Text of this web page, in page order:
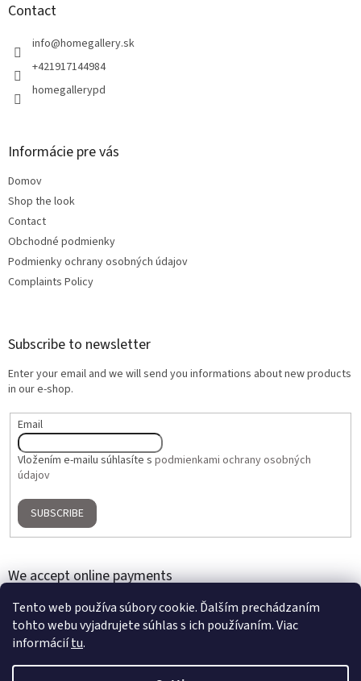
Tento web používa súbory cookie. Ďalším prechádzaním
tohto webu vyjadrujete súhlas s ich používaním. Viac
informáciítu.
Contact
info@homegallery.sk
+421917144984
homegallerypd
Informácie pre vás
Domov
Shop the look
Contact
Obchodné podmienky
Podmienky ochrany osobných údajov
Complaints Policy
Subscribe to newsletter
Enter your email and we will send you informations about new products
in our e-shop.
Email
Vložením e-mailu súhlasíte s podmienkami ochrany osobných
údajov
SUBSCRIBE
We accept online payments